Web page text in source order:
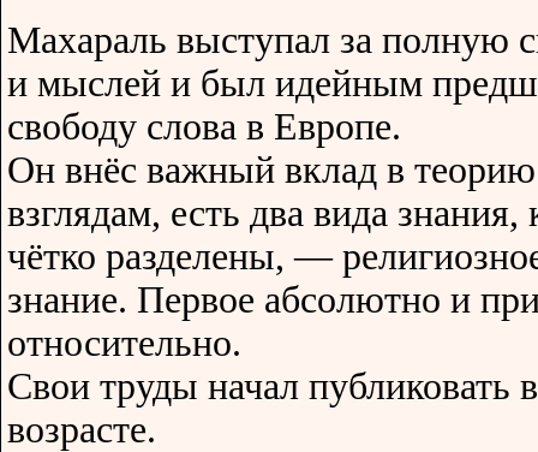
Махараль выступал за полную
и мыслей и был идейным
свободу слова в Европе.
Он внёс важный вклад в теорию
взглядам, есть два вида
чётко разделены, —
знание. Первое абсолютно и
относительно.
Свои труды начал публиковать
возрасте.